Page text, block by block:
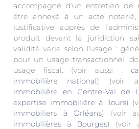
accompagné d’un entretien de
être annexé à un acte notarié,
justificative auprès de
produit devant la juridiction
validité varie selon l’usage :
pour un usage transactionnel,
usage fiscal. (voir aussi :
immobilière national) (voir
immobilière en Centre-Val de
expertise immobilière à Tours)
immobiliers à Orléans) (voir
immobilières à Bourges) (voir